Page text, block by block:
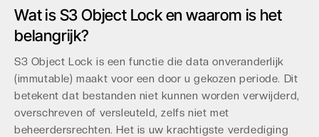
Wat is S3 Object Lock en waarom is het
belangrijk?
S3 Object Lock is een functie die data onveranderlijk
(immutable) maakt voor een door u gekozen periode. Dit
betekent dat bestanden niet kunnen worden verwijderd,
overschreven of versleuteld, zelfs niet met
beheerdersrechten. Het is uw krachtigste verdediging